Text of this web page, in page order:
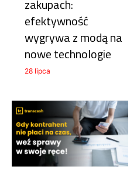
zakupach:
efektywność
wygrywa z modą na
nowe technologie
28 lipca